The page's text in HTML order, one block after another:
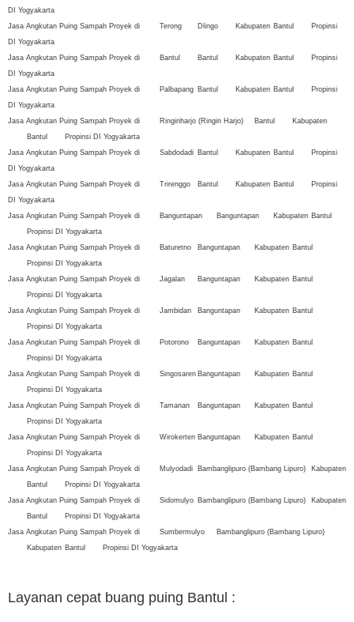
DI Yogyakarta
Jasa Angkutan Puing Sampah Proyek di
Terong Dlingo Kabupaten Bantul
Propinsi
DI Yogyakarta
Jasa Angkutan Puing Sampah Proyek di
Bantul Bantul Kabupaten Bantul
Propinsi
DI Yogyakarta
Jasa Angkutan Puing Sampah Proyek di
Palbapang Bantul Kabupaten Bantul
Propinsi
DI Yogyakarta
Jasa Angkutan Puing Sampah Proyek di
Ringinharjo (Ringin Harjo) Bantul
Kabupaten
Bantul
Propinsi DI Yogyakarta
Jasa Angkutan Puing Sampah Proyek di
Sabdodadi Bantul Kabupaten Bantul
Propinsi
DI Yogyakarta
Jasa Angkutan Puing Sampah Proyek di
Trirenggo Bantul Kabupaten Bantul
Propinsi
DI Yogyakarta
Jasa Angkutan Puing Sampah Proyek di
Banguntapan Banguntapan Kabupaten Bantul
Propinsi DI Yogyakarta
Jasa Angkutan Puing Sampah Proyek di
Baturetno Banguntapan Kabupaten Bantul
Propinsi DI Yogyakarta
Jasa Angkutan Puing Sampah Proyek di
Jagalan Banguntapan Kabupaten Bantul
Propinsi DI Yogyakarta
Jasa Angkutan Puing Sampah Proyek di
Jambidan Banguntapan Kabupaten Bantul
Propinsi DI Yogyakarta
Jasa Angkutan Puing Sampah Proyek di
Potorono Banguntapan Kabupaten Bantul
Propinsi DI Yogyakarta
Jasa Angkutan Puing Sampah Proyek di
Singosaren Banguntapan Kabupaten Bantul
Propinsi DI Yogyakarta
Jasa Angkutan Puing Sampah Proyek di
Tamanan Banguntapan Kabupaten Bantul
Propinsi DI Yogyakarta
Jasa Angkutan Puing Sampah Proyek di
Wirokerten Banguntapan Kabupaten Bantul
Propinsi DI Yogyakarta
Jasa Angkutan Puing Sampah Proyek di
Mulyodadi Bambanglipuro (Bambang Lipuro)
Kabupaten
Bantul
Propinsi DI Yogyakarta
Jasa Angkutan Puing Sampah Proyek di
Sidomulyo Bambanglipuro (Bambang Lipuro)
Kabupaten
Bantul
Propinsi DI Yogyakarta
Jasa Angkutan Puing Sampah Proyek di
Sumbermulyo
Bambanglipuro (Bambang Lipuro)
Kabupaten Bantul Propinsi DI Yogyakarta
Layanan cepat buang puing Bantul :